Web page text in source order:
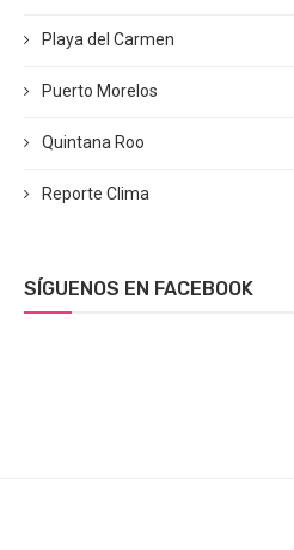
Playa del Carmen
Puerto Morelos
Quintana Roo
Reporte Clima
SÍGUENOS EN FACEBOOK